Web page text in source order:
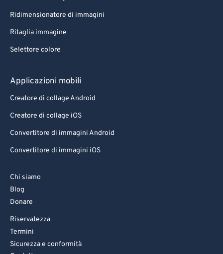
Ridimensionatore di immagini
Ritaglia immagine
Selettore colore
Applicazioni mobili
Creatore di collage Android
Creatore di collage iOS
Convertitore di immagini Android
Convertitore di immagini iOS
Chi siamo
Blog
Donare
Riservatezza
Termini
Sicurezza e conformità